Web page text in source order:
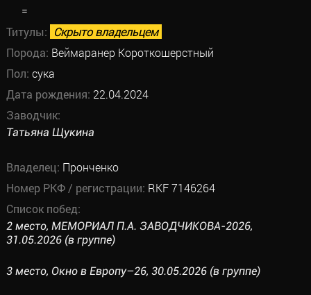
=
Титулы: Скрыто владельцем
Порода: Веймаранер Короткошерстный
Пол: сука
Дата рождения: 22.04.2024
Заводчик:
Татьяна Щукина
Владелец: Пронченко
Номер РКФ / регистрации: RKF 7146264
Список побед:
2 место, МЕМОРИАЛ П.А. ЗАВОДЧИКОВА-2026,
31.05.2026 (в группе)
3 место, Окно в Европу–26, 30.05.2026 (в группе)